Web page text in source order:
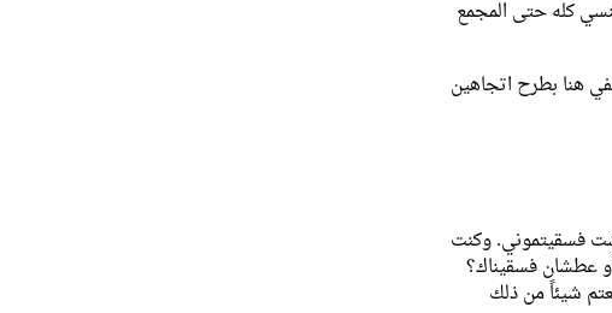
كله حتى المجمع
هنا بطرح اتجاهين
فسقيتموني. وكنت
عطشان فسقيناك؟
شيئاً من ذلك